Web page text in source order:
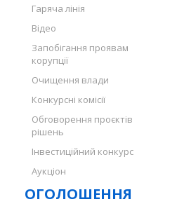
Гаряча лінія
Відео
Запобігання проявам
корупції
Очищення влади
Конкурсні комісії
Обговорення проєктів
рішень
Інвестиційний конкурс
Аукціон
ОГОЛОШЕННЯ